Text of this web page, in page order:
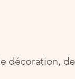
décoration, de